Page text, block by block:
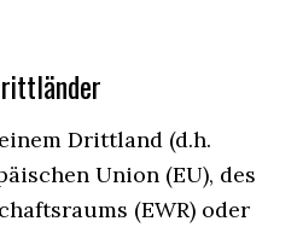
Drittland (d.h.
Union (EU), des
(EWR) oder